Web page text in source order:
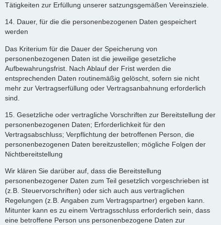
Tätigkeiten zur Erfüllung unserer satzungsgemäßen Vereinsziele.
14. Dauer, für die die personenbezogenen Daten gespeichert
werden
Das Kriterium für die Dauer der Speicherung von
personenbezogenen Daten ist die jeweilige gesetzliche
Aufbewahrungsfrist. Nach Ablauf der Frist werden die
entsprechenden Daten routinemäßig gelöscht, sofern sie nicht
mehr zur Vertragserfüllung oder Vertragsanbahnung erforderlich
sind.
15. Gesetzliche oder vertragliche Vorschriften zur Bereitstellung der
personenbezogenen Daten; Erforderlichkeit für den
Vertragsabschluss; Verpflichtung der betroffenen Person, die
personenbezogenen Daten bereitzustellen; mögliche Folgen der
Nichtbereitstellung
Wir klären Sie darüber auf, dass die Bereitstellung
personenbezogener Daten zum Teil gesetzlich vorgeschrieben ist
(z.B. Steuervorschriften) oder sich auch aus vertraglichen
Regelungen (z.B. Angaben zum Vertragspartner) ergeben kann.
Mitunter kann es zu einem Vertragsschluss erforderlich sein, dass
eine betroffene Person uns personenbezogene Daten zur